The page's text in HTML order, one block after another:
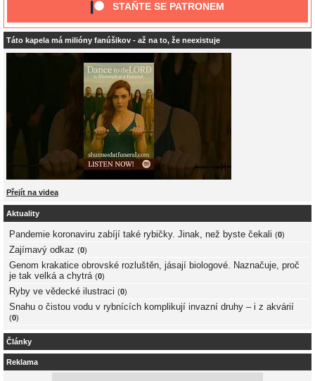
STAŇTE SE PATRONEM
Táto kapela má milióny fanúšikov - až na to, že neexistuje
Přejít na videa
Aktuality
Pandemie koronaviru zabíjí také rybičky. Jinak, než byste čekali (0)
Zajímavý odkaz (0)
Genom krakatice obrovské rozluštěn, jásají biologové. Naznačuje, proč
je tak velká a chytrá (0)
Ryby ve vědecké ilustraci (0)
Snahu o čistou vodu v rybnících komplikují invazní druhy – i z akvárií
(0)
Články
Reklama